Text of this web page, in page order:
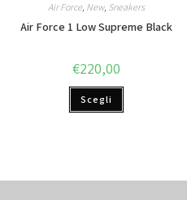
Air Force, New, Sneakers
Air Force 1 Low Supreme Black
€220,00
Scegli